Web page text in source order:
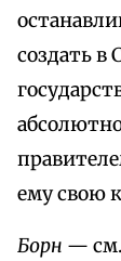
создать в
ему свою
Борн — см.